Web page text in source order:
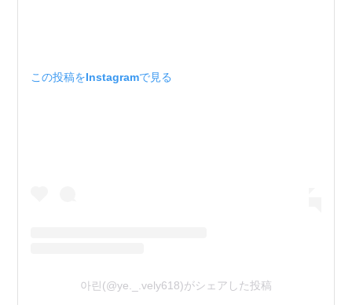
この投稿をInstagramで見る
아린(@ye._.vely618)がシェアした投稿